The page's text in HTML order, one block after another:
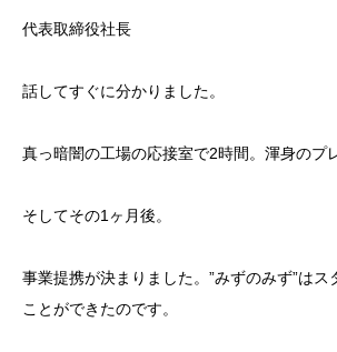
代表取締役社長
話してすぐに分かりました。
真っ暗闇の工場の応接室で2時間。渾身のプ
そしてその1ヶ月後。
事業提携が決まりました。”みずのみず”はス
ことができたのです。